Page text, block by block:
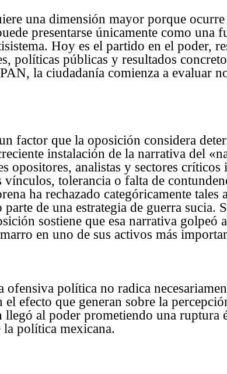
una dimensión mayor porque
presentarse únicamente como una
Hoy es el partido en el poder,
políticas públicas y resultados
la ciudadanía comienza a evaluar
factor que la oposición considera
instalación de la narrativa del
opositores, analistas y sectores
vínculos, tolerancia o falta de
ha rechazado categóricamente tales
de una estrategia de guerra sucia.
sostiene que esa narrativa golpeó
en uno de sus activos más
ofensiva política no radica
el efecto que generan sobre la
llegó al poder prometiendo una ruptura
la política mexicana.